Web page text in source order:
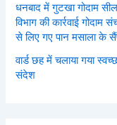
धनबाद में गुटखा गोदाम
विभाग की कार्रवाई
से लिए गए पान मसाला के
वार्ड छह में चलाया गया
संदेश